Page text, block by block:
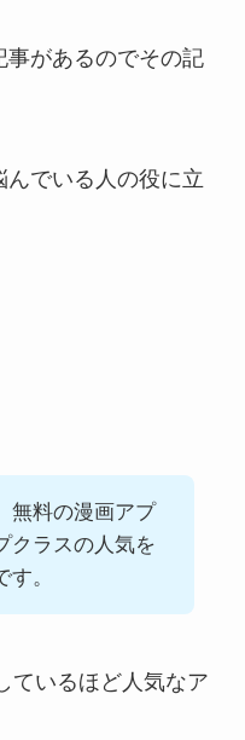
があるのでその記
でいる人の役に立
無料の漫画アプ
クラスの人気を
。
ているほど人気なア